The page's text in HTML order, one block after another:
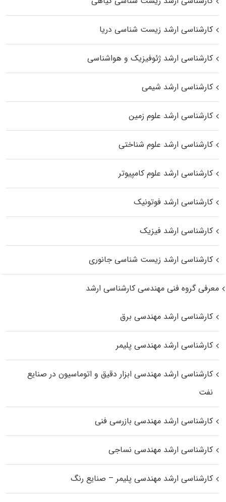
کارشناسی ارشد زیست‌ شناسی دریا
کارشناسی ارشد ژئوفیزیک و هواشناسی
کارشناسی ارشد شیمی
کارشناسی ارشد علوم زمین
کارشناسی ارشد علوم شناختی
کارشناسی ارشد علوم کامپیوتر
کارشناسی ارشد فوتونیک
کارشناسی ارشد فیزیک
کارشناسی ارشد زیست‌ شناسی جانوری
معرفی گروه فنی مهندسی کارشناسی ارشد
کارشناسی ارشد مهندسی برق
کارشناسی ارشد مهندسی پلیمر
کارشناسی ارشد مهندسی ابزار دقیق و اتوماسیون در صنایع
نفت
کارشناسی ارشد مهندسی بازرسی فنی
کارشناسی ارشد مهندسی نساجی
کارشناسی ارشد مهندسی پلیمر – صنایع رنگ